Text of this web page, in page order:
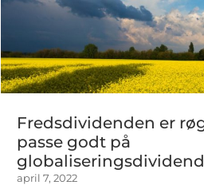
Fredsdividenden er
passe godt på
april 7, 2022